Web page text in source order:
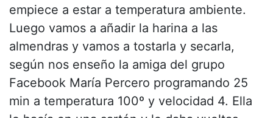
empiece a estar a temperatura ambiente.
Luego vamos a añadir la harina a las
almendras y vamos a tostarla y secarla,
según nos enseño la amiga del grupo
Facebook María Percero programando 25
min a temperatura 100º y velocidad 4. Ella